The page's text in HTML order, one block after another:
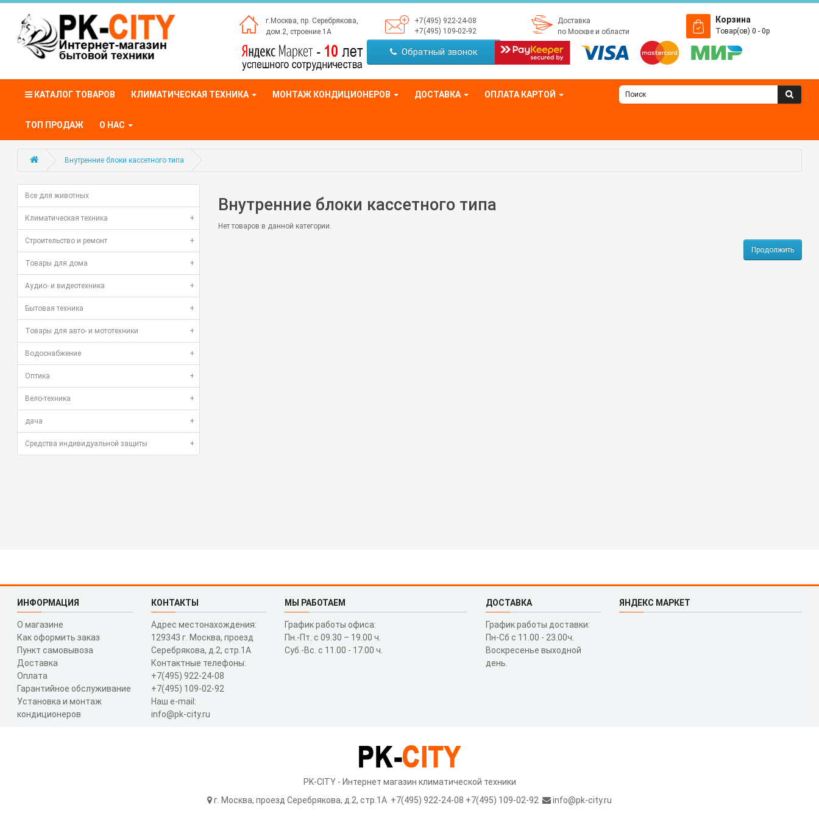
г.Москва, пр. Серебрякова,
дом.2, строение.1А
+7(495) 922-24-08
+7(495) 109-02-92
Обратный звонок
Доставка
по Москве и области
Корзина
Товар(ов) 0 - 0р
КАТАЛОГ ТОВАРОВ КЛИМАТИЧЕСКАЯ ТЕХНИКА МОНТАЖ КОНДИЦИОНЕРОВ ДОСТАВКА ОПЛАТА КАРТОЙ
ТОП ПРОДАЖ О НАС
Внутренние блоки кассетного типа
Все для животных
Климатическая техника +
Строительство и ремонт +
Товары для дома +
Аудио- и видеотехника +
Бытовая техника +
Товары для авто- и мототехники +
Водоснабжение +
Оптика +
Вело-техника +
дача +
Средства индивидуальной защиты +
Внутренние блоки кассетного типа
Нет товаров в данной категории.
Продолжить
ИНФОРМАЦИЯ
О магазине
Как оформить заказ
Пункт самовывоза
Доставка
Оплата
Гарантийное обслуживание
Установка и монтаж
кондиционеров
КОНТАКТЫ
Адрес местонахождения:
129343 г. Москва, проезд
Серебрякова, д.2, стр.1A
Контактные телефоны:
+7(495) 922-24-08
+7(495) 109-02-92
Наш e-mail:
info@pk-city.ru
МЫ РАБОТАЕМ
График работы офиса:
Пн.-Пт. с 09.30 – 19.00 ч.
Суб.-Вс. с 11.00 - 17.00 ч.
ДОСТАВКА
График работы доставки:
Пн-Сб с 11.00 - 23.00ч.
Воскресенье выходной
день.
ЯНДЕКС МАРКЕТ
PK-CITY - Интернет магазин климатической техники
г. Москва, проезд Серебрякова, д.2, стр.1A +7(495) 922-24-08 +7(495) 109-02-92 info@pk-city.ru